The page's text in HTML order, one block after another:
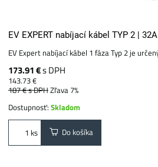
EV EXPERT nabíjací kábel TYP 2 |
EV Expert nabíjací kábel 1 fáza Typ 2 je
173.91 €s DPH
143.73 €
187 €s DPHZľava 7%
Dostupnosť:Skladom
ks Do košíka